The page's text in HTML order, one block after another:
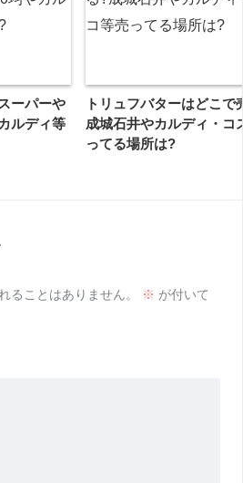
ーパーや
ルディ等
トリュフバターはどこで
成城石井やカルディ・コ
ってる場所は?
ることはありません。 ※ が付いて